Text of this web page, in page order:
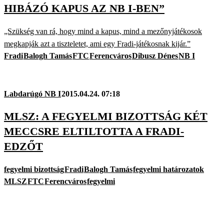
HIBÁZÓ KAPUS AZ NB I-BEN”
„Szükség van rá, hogy mind a kapus, mind a mezőnyjátékosok
megkapják azt a tiszteletet, ami egy Fradi-játékosnak kijár.”
FradiBalogh TamásFTCFerencvárosDibusz DénesNB I
Labdarúgó NB I2015.04.24. 07:18
MLSZ: A FEGYELMI BIZOTTSÁG KÉT
MECCSRE ELTILTOTTA A FRADI-
EDZŐT
fegyelmi bizottságFradiBalogh Tamásfegyelmi határozatok
MLSZFTCFerencvárosfegyelmi